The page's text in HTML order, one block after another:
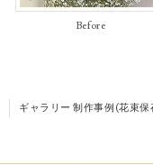
Before
ギャラリー 制作事例(花束